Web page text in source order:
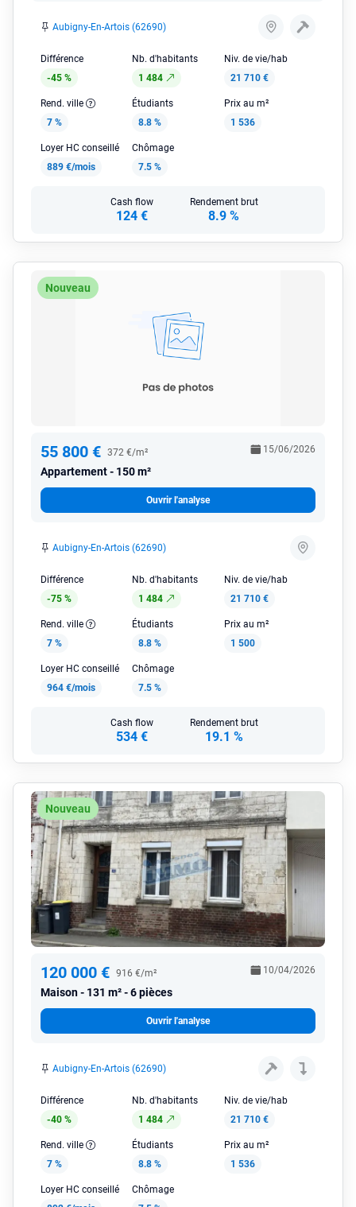
Aubigny-En-Artois (62690)
Différence
-45 %
Nb. d'habitants
1 484
Niv. de vie/hab
21 710 €
Rend. ville
7 %
Étudiants
8.8 %
Prix au m²
1 536
Loyer HC conseillé
889 €/mois
Chômage
7.5 %
Cash flow
124 €
Rendement brut
8.9 %
Nouveau
55 800 € 372 €/m²
Appartement 150 m²
15/06/2026
Ouvrir l'analyse
Aubigny-En-Artois (62690)
Différence
-75 %
Nb. d'habitants
1 484
Niv. de vie/hab
21 710 €
Rend. ville
7 %
Étudiants
8.8 %
Prix au m²
1 500
Loyer HC conseillé
964 €/mois
Chômage
7.5 %
Cash flow
534 €
Rendement brut
19.1 %
Nouveau
120 000 € 916 €/m²
Maison 131 m² - 6 pièces
10/04/2026
Ouvrir l'analyse
Aubigny-En-Artois (62690)
Différence
-40 %
Nb. d'habitants
1 484
Niv. de vie/hab
21 710 €
Rend. ville
7 %
Étudiants
8.8 %
Prix au m²
1 536
Loyer HC conseillé
Chômage